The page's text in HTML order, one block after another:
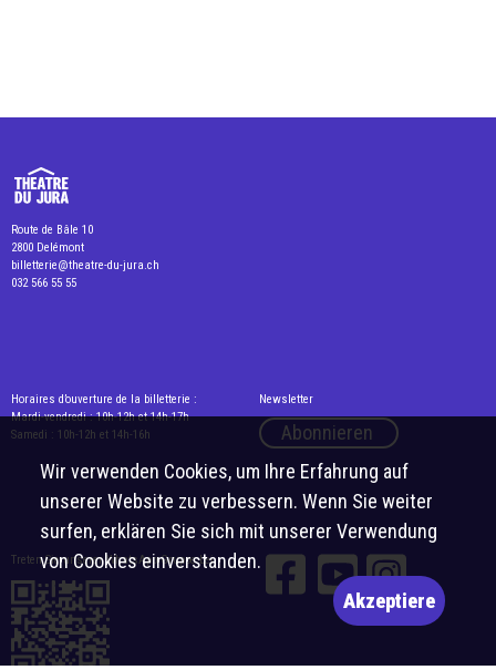
Route de Bâle 10
2800 Delémont
billetterie@theatre-du-jura.ch
032 566 55 55
Horaires d’ouverture de la billetterie :
Mardi-vendredi : 10h-12h et 14h-17h
Samedi : 10h-12h et 14h-16h
Newsletter
Abonnieren
Treten Sie unserer WhatsApp-Gruppe bei
Wir verwenden Cookies, um Ihre Erfahrung auf
unserer Website zu verbessern. Wenn Sie weiter
surfen, erklären Sie sich mit unserer Verwendung
von Cookies einverstanden.
Akzeptiere